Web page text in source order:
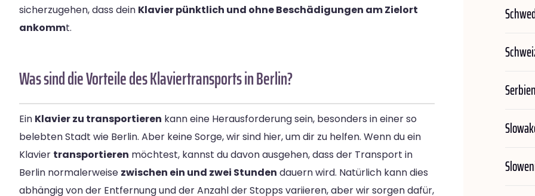
sicherzugehen, dass dein Klavier pünktlich und ohne Beschädigungen am Zielort
ankommt.
Was sind die Vorteile des Klaviertransports in Berlin?
Ein Klavier zu transportieren kann eine Herausforderung sein, besonders in einer so
belebten Stadt wie Berlin. Aber keine Sorge, wir sind hier, um dir zu helfen. Wenn du ein
Klavier transportieren möchtest, kannst du davon ausgehen, dass der Transport in
Berlin normalerweise zwischen ein und zwei Stunden dauern wird. Natürlich kann dies
abhängig von der Entfernung und der Anzahl der Stopps variieren, aber wir sorgen dafür,
Serbien